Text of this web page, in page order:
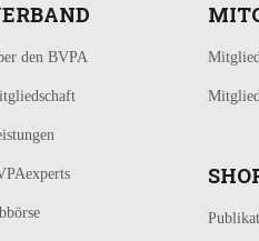
den BVPA